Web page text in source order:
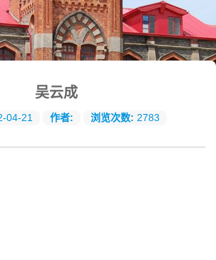
吴云成
04-21 作者: 浏览次数: 2783